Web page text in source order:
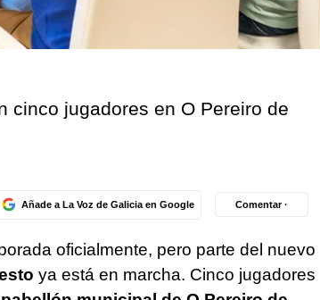
cinco jugadores en O Pereiro de
Añade a La Voz de Galicia en Google Comentar ·
oficialmente, pero parte del nuevo
ya está en marcha. Cinco jugadores